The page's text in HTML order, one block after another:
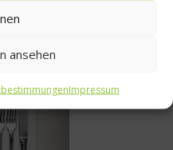
ansehen
Impressum